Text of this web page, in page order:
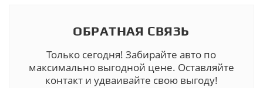
ОБРАТНАЯ СВЯЗЬ
Только сегодня! Забирайте авто по
максимально выгодной цене. Оставляйте
контакт и удваивайте свою выгоду!